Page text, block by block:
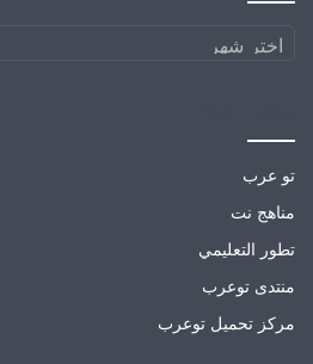
الارشيف
تو عرب
مناهج نت
تطور التعليمي
منتدى توعرب
مركز تحميل توعرب